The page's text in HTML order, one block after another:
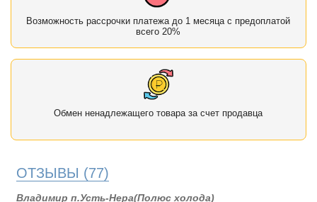
Возможность рассрочки платежа до 1 месяца с предоплатой
всего 20%
Обмен ненадлежащего товара за счет продавца
ОТЗЫВЫ (77)
Владимир п.Усть-Нера(Полюс холода)